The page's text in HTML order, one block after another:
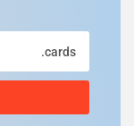
.cards